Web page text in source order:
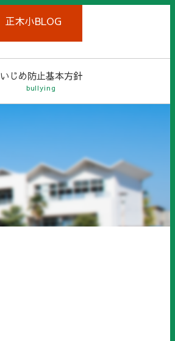
正木小BLOG
いじめ防止基本方針
bullying